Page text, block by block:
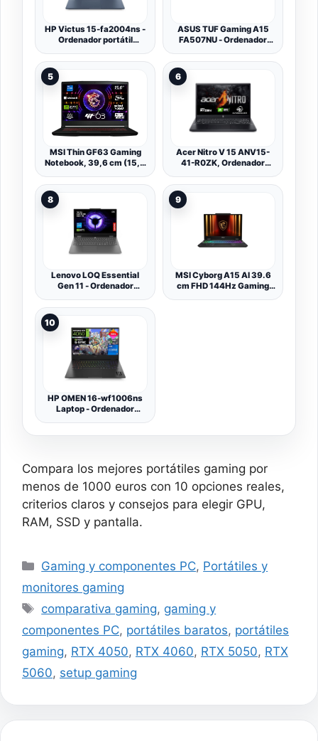
HP Victus 15-fa2004ns -
Ordenador portátil
Core 5-210H, 16GB RAM,
512GB SSD, NVIDIA RTX
5050, FreeDos) - Azul -
Teclado QWERTY Español
ASUS TUF Gaming A15
FA507NU - Ordenador
Full HD 144Hz (AMD
Ryzen 7 7735HS, 16GB
RAM, 512GB SSD, RTX
4050-6GB, Sin Sistema
Operativo) Color Gris -
Teclado QWERTY español
5
MSI Thin GF63 Gaming
Notebook, 39,6 cm (15,6
Intel Core i5-12450H,
16GB RAM, 512GB SSD,
RTX 4050 6GB, Windows
11 Home, teclado
QWERTZ, negro, 12VE-
087
6
Acer Nitro V 15 ANV15-
41-R0ZK, Ordenador
HD 165Hz (AMD Ryzen 7
7735HS, 16GB RAM, 512
GB SSD, NVIDIA GeForce
RTX 4050, Sin Sistema
Operativo) Negro,
Teclado QWERTY Español
8
Lenovo LOQ Essential
Gen 11 - Ordenador
FHD (Intel Core i5-
GeForce RTX 5050, 16GB
RAM, 1TB SSD, 144 Hz,
Wi-Fi 6, Sin Sistema
Operativo) QWERTY
Español - Gris
9
MSI Cyborg A15 AI 39.6
cm FHD 144Hz Gaming
10
HP OMEN 16-wf1006ns
Laptop - Ordenador
RTX 4060, FreeDOS,
Cámara FHD) Negro-
Teclado QWERTY Español
Compara los mejores portátiles gaming por
menos de 1000 euros con 10 opciones reales,
criterios claros y consejos para elegir GPU,
RAM, SSD y pantalla.
Categorías
Gaming y componentes PC, Portátiles y
monitores gaming
Etiquetas
comparativa gaming, gaming y
componentes PC, portátiles baratos, portátiles
gaming, RTX 4050, RTX 4060, RTX 5050, RTX
5060, setup gaming